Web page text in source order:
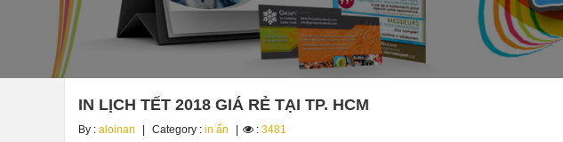
IN LỊCH TẾT 2018 GIÁ RẺ TẠI TP. HCM
By : aloinan Category : in ấn : 3481